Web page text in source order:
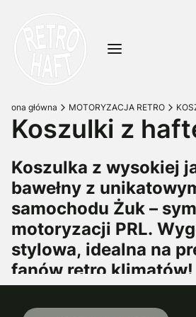
Menu
Strona główna MOTORYZACJA RETRO
Koszulki z
Koszulka z wysokiej
bawełny z
samochodu Żuk –
motoryzacji PRL.
stylowa, idealna na
fanów retro klimatów!